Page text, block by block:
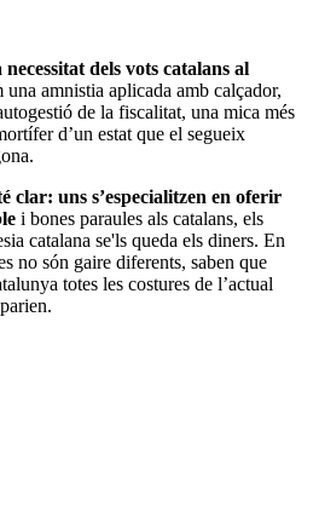
dels vots catalans al
una amnistia aplicada amb calçador,
de la fiscalitat, una mica més
d’un estat que el segueix
clar: uns s’especialitzen en oferir
i bones paraules als catalans, els
catalana se'ls queda els diners. En
no són gaire diferents, saben que
totes les costures de l’actual